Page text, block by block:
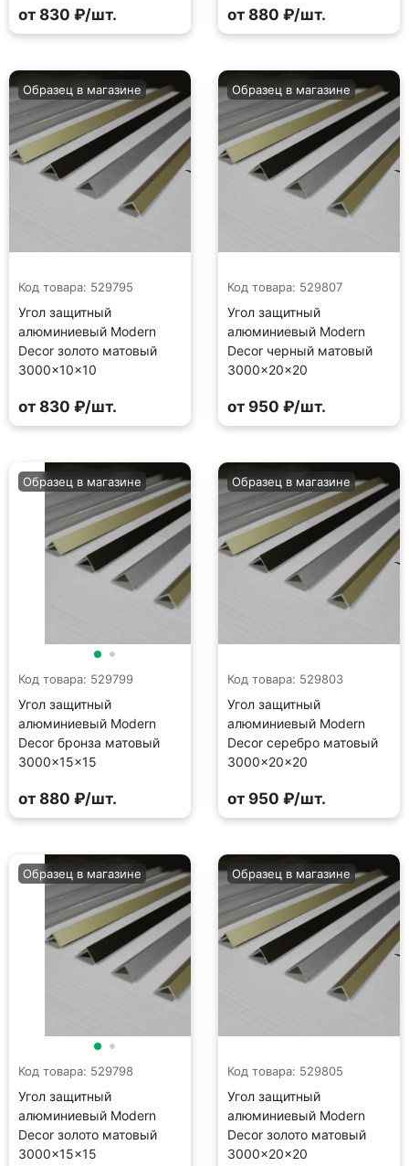
от 830 ₽/шт. от 880 ₽/шт.
Код товара: 529795
Угол защитный
алюминиевый Modern
Decor золото матовый
3000×10×10
Образец в магазине
от 830 ₽/шт.
Код товара: 529807
Угол защитный
алюминиевый Modern
Decor черный матовый
3000×20×20
Образец в магазине
от 950 ₽/шт.
Код товара: 529799
Угол защитный
алюминиевый Modern
Decor бронза матовый
3000×15×15
Образец в магазине
от 880 ₽/шт.
Код товара: 529803
Угол защитный
алюминиевый Modern
Decor серебро матовый
3000×20×20
Образец в магазине
от 950 ₽/шт.
Код товара: 529798
Угол защитный
алюминиевый Modern
Decor золото матовый
3000×15×15
Образец в магазине
Код товара: 529805
Угол защитный
алюминиевый Modern
Decor золото матовый
3000×20×20
Образец в магазине